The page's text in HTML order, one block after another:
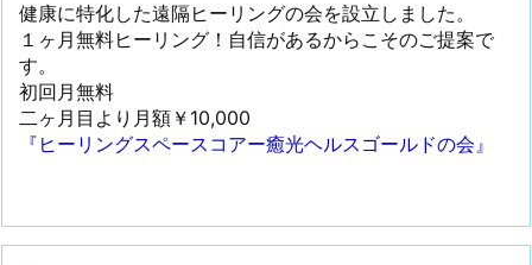
健康に特化した遠隔ヒーリングの会を設立しました。
１ヶ月無料ヒーリング！自信があるからこそのご提案で
す。
初回月無料
二ヶ月目より月額￥10,000
『ヒーリングスペースコアー癒光ヘルスゴールドの会』